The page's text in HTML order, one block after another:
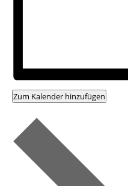
Zum Kalender hinzufügen